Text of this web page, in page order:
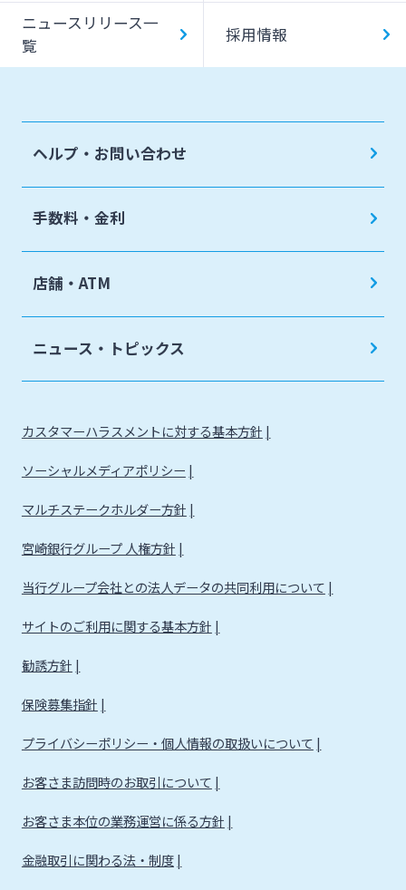
ニュースリリース一
覧
採用情報
ヘルプ・お問い合わせ
手数料・金利
店舗・ATM
ニュース・トピックス
カスタマーハラスメントに対する基本方針
ソーシャルメディアポリシー
マルチステークホルダー方針
宮崎銀行グループ 人権方針
当行グループ会社との法人データの共同利用について
サイトのご利用に関する基本方針
勧誘方針
保険募集指針
プライバシーポリシー・個人情報の取扱いについて
お客さま訪問時のお取引について
お客さま本位の業務運営に係る方針
金融取引に関わる法・制度